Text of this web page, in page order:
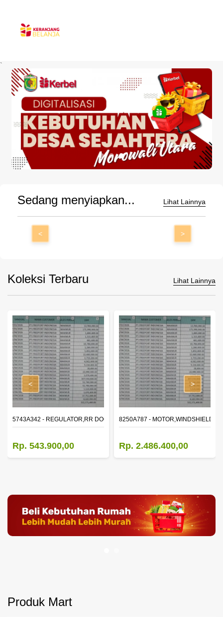
`
Sedang menyiapkan... Lihat Lainnya
< >
Koleksi Terbaru Lihat Lainnya
WINDOW,LH
5743A342 - REGULATOR,RR DOOR WINDOW,RH
Rp. 543.900,00
8250A787 - MOTOR,WINDSHIELD
Rp. 2.486.400,00
< >
Produk Mart